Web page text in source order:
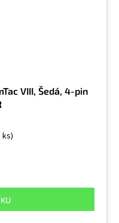
VIII, Šedá, 4-pin
ks)